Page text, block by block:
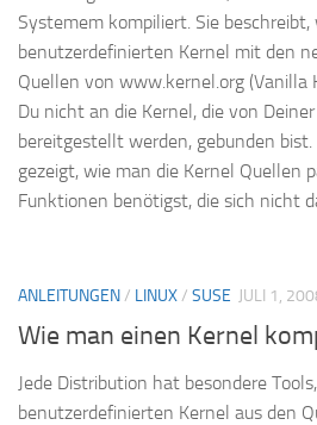
Systemem kompiliert. Sie
benutzerdefinierten Kernel mit den
Quellen von www.kernel.org (Vanilla
Du nicht an die Kernel, die von
bereitgestellt werden, gebunden
gezeigt, wie man die Kernel Quellen
Funktionen benötigst, die sich nicht
ANLEITUNGEN/ LINUX/ SUSE JULI 1,
Wie man einen Kernel
Jede Distribution hat besondere
benutzerdefinierten Kernel aus den